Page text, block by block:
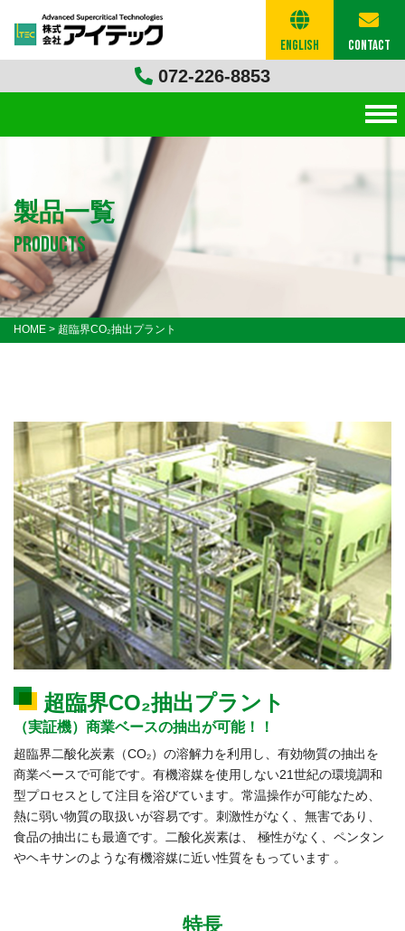
072-226-8853
English Contact
製品一覧
products
HOME > 超臨界CO₂抽出プラント
超臨界CO₂抽出プラント
（実証機）商業ベースの抽出が可能！！
超臨界二酸化炭素（CO₂）の溶解力を利用し、有効物質の抽出を
商業ベースで可能です。有機溶媒を使用しない21世紀の環境調和
型プロセスとして注目を浴びています。常温操作が可能なため、
熱に弱い物質の取扱いが容易です。刺激性がなく、無害であり、
食品の抽出にも最適です。二酸化炭素は、 極性がなく、ペンタン
やヘキサンのような有機溶媒に近い性質をもっています 。
特長